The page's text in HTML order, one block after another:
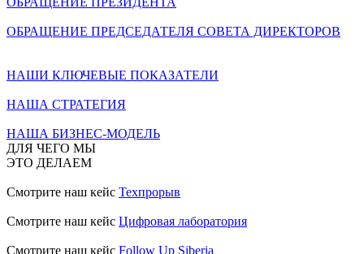
ОБРАЩЕНИЕ ПРЕДСЕДАТЕЛЯ СОВЕТА ДИРЕКТОРОВ
НАШИ КЛЮЧЕВЫЕ ПОКАЗАТЕЛИ
НАША СТРАТЕГИЯ
НАША БИЗНЕС-МОДЕЛЬ
ДЛЯ ЧЕГО МЫ
ЭТО ДЕЛАЕМ
Смотрите наш кейс Техпрорыв
Смотрите наш кейс Цифровая лаборатория
Смотрите наш кейс Follow Up Siberia